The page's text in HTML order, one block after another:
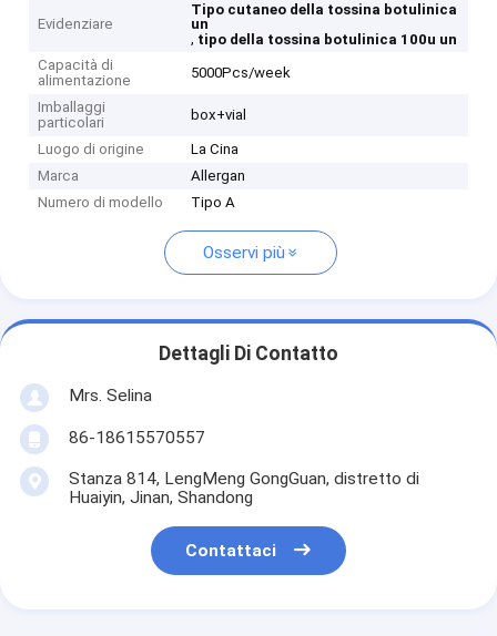
Evidenziare
Tipo cutaneo della tossina botulinica
un
, tipo della tossina botulinica 100u un
Capacità di
alimentazione
5000Pcs/week
Imballaggi
particolari
box+vial
Luogo di origine
La Cina
Marca
Allergan
Numero di modello
Tipo A
Osservi più
Dettagli Di Contatto
Mrs. Selina
86-18615570557
Stanza 814, LengMeng GongGuan, distretto di
Huaiyin, Jinan, Shandong
Contattaci